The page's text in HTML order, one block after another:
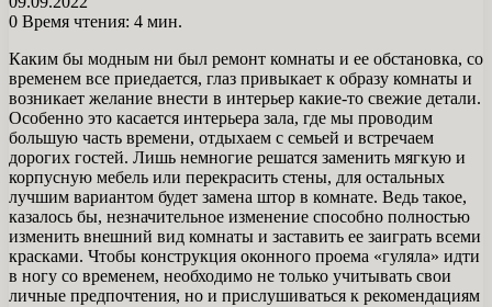
0 Время чтения: 4 мин.
Каким бы модным ни был ремонт комнаты и ее обстановка, со
временем все приедается, глаз привыкает к образу комнаты и
возникает желание внести в интерьер какие-то свежие детали.
Особенно это касается интерьера зала, где мы проводим
большую часть времени, отдыхаем с семьей и встречаем
дорогих гостей. Лишь немногие решатся заменить мягкую и
корпусную мебель или перекрасить стены, для остальных
лучшим вариантом будет замена штор в комнате. Ведь такое,
казалось бы, незначительное изменение способно полностью
изменить внешний вид комнаты и заставить ее заиграть всеми
красками. Чтобы конструкция оконного проема «гуляла» идти
в ногу со временем, необходимо не только учитывать свои
личные предпочтения, но и прислушиваться к рекомендациям